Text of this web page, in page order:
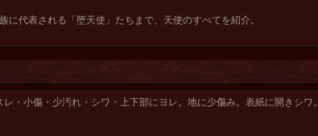
に代表される「堕天使」たちまで、天使のすべてを紹介。
・小傷・少汚れ・シワ・上下部にヨレ。地に少傷み。表紙に開きシワ。